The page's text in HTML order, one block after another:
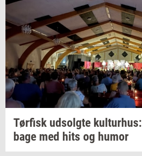
Tør­fisk ud­solg­te kul­tur­hus:
ba­ge med hits og humor